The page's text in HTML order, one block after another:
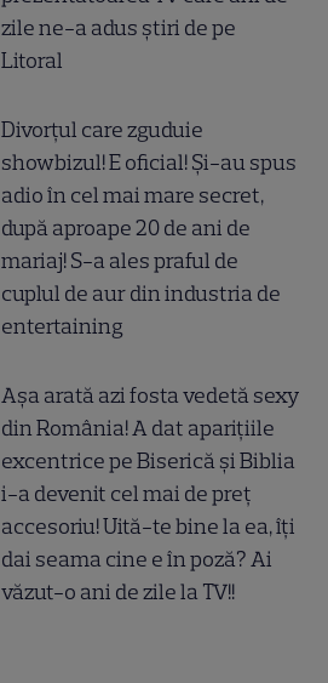
zile ne-a adus știri de pe
Litoral
Divorțul care zguduie
showbizul! E oficial! Și-au spus
adio în cel mai mare secret,
după aproape 20 de ani de
mariaj! S-a ales praful de
cuplul de aur din industria de
entertaining
Așa arată azi fosta vedetă sexy
din România! A dat aparițiile
excentrice pe Biserică și Biblia
i-a devenit cel mai de preț
accesoriu! Uită-te bine la ea, îți
dai seama cine e în poză? Ai
văzut-o ani de zile la TV!!